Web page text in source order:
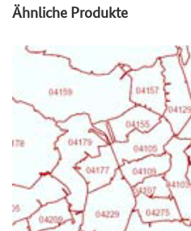
Ähnliche Produkte